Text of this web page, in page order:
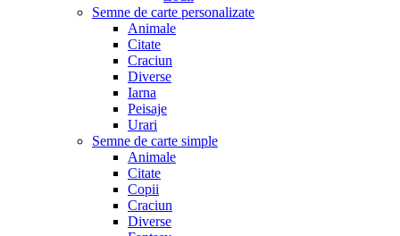
Semne de carte personalizate
Animale
Citate
Craciun
Diverse
Iarna
Peisaje
Urari
Semne de carte simple
Animale
Citate
Copii
Craciun
Diverse